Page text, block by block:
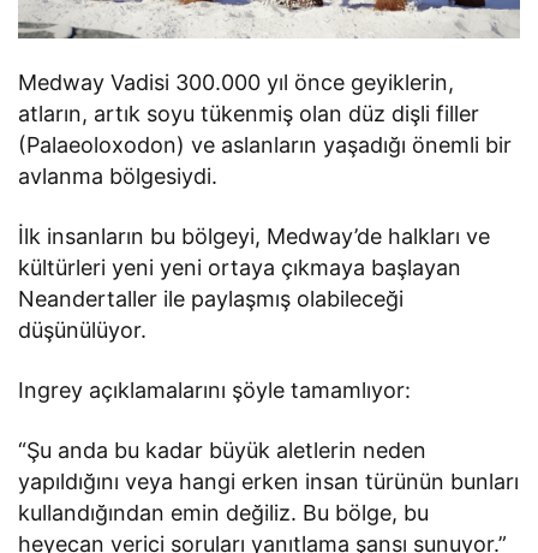
Medway Vadisi 300.000 yıl önce geyiklerin,
atların, artık soyu tükenmiş olan düz dişli filler
(Palaeoloxodon) ve aslanların yaşadığı önemli bir
avlanma bölgesiydi.
İlk insanların bu bölgeyi, Medway’de halkları ve
kültürleri yeni yeni ortaya çıkmaya başlayan
Neandertaller ile paylaşmış olabileceği
düşünülüyor.
Ingrey açıklamalarını şöyle tamamlıyor:
“Şu anda bu kadar büyük aletlerin neden
yapıldığını veya hangi erken insan türünün bunları
kullandığından emin değiliz. Bu bölge, bu
heyecan verici soruları yanıtlama şansı sunuyor.”